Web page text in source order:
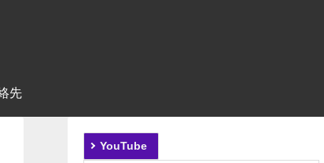
先
YouTube